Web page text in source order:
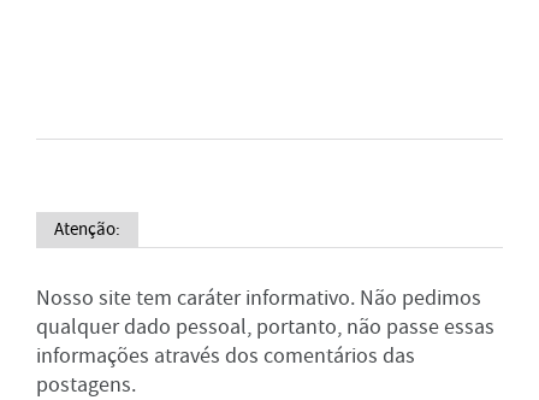
Atenção:
Nosso site tem caráter informativo. Não pedimos
qualquer dado pessoal, portanto, não passe essas
informações através dos comentários das
postagens.